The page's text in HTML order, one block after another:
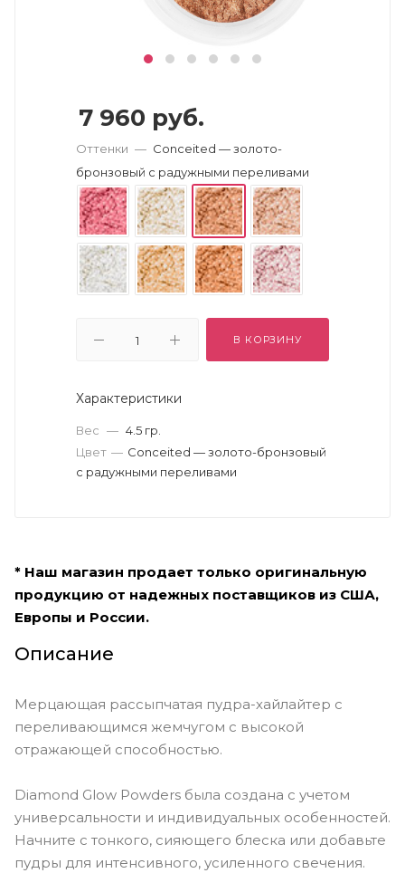
7 960 руб.
Оттенки — Conceited — золото-
бронзовый с радужными переливами
В КОРЗИНУ
Характеристики
Вес — 4.5 гр.
Цвет — Conceited — золото-бронзовый
с радужными переливами
* Наш магазин продает только оригинальную
продукцию от надежных поставщиков из США,
Европы и России.
Описание
Мерцающая рассыпчатая пудра-хайлайтер с
переливающимся жемчугом с высокой
отражающей способностью.
Diamond Glow Powders была создана с учетом
универсальности и индивидуальных особенностей.
Начните с тонкого, сияющего блеска или добавьте
пудры для интенсивного, усиленного свечения.